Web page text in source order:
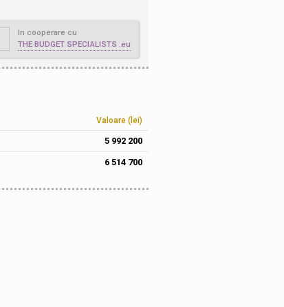
In cooperare cu
THE BUDGET SPECIALISTS .eu
Valoare (lei)
5 992 200
6 514 700